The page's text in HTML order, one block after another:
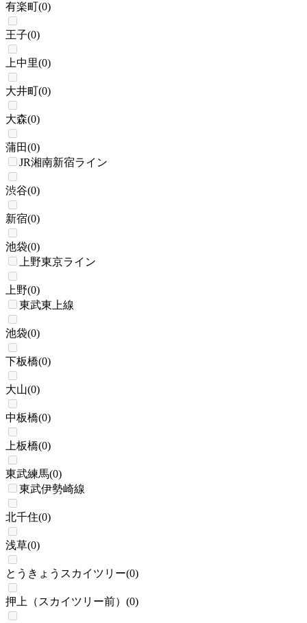
有楽町(0)
王子(0)
上中里(0)
大井町(0)
大森(0)
蒲田(0)
JR湘南新宿ライン
渋谷(0)
新宿(0)
池袋(0)
上野東京ライン
上野(0)
東武東上線
池袋(0)
下板橋(0)
大山(0)
中板橋(0)
上板橋(0)
東武練馬(0)
東武伊勢崎線
北千住(0)
浅草(0)
とうきょうスカイツリー(0)
押上（スカイツリー前） (0)